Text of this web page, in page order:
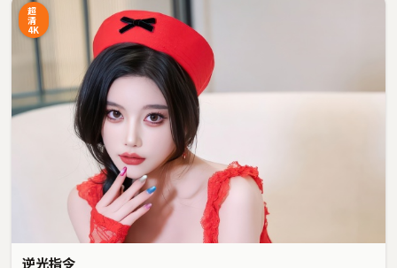
超
清
4K
逆光指令